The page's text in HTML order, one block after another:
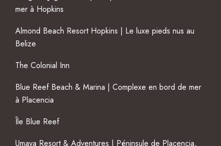
mer à Hopkins
Almond Beach Resort Hopkins | Le luxe pieds nus au
Belize
The Colonial Inn
Blue Reef Beach & Marina | Complexe en bord de mer
à Placencia
Île Blue Reef
Umaya Resort & Adventures | Péninsule de Placencia,